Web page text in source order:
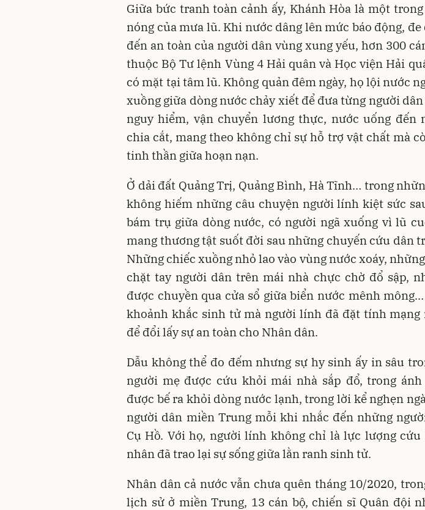
Giữa bức tranh toàn cảnh ấy, Khánh Hòa là một
nóng của mưa lũ. Khi nước dâng lên mức báo động,
đến an toàn của người dân vùng xung yếu, hơn 300
thuộc Bộ Tư lệnh Vùng 4 Hải quân và Học viện Hải
có mặt tại tâm lũ. Không quản đêm ngày, họ lội nước
xuồng giữa dòng nước chảy xiết để đưa từng người
nguy hiểm, vận chuyển lương thực, nước uống đến
chia cắt, mang theo không chỉ sự hỗ trợ vật chất mà
tinh thần giữa hoạn nạn.
Ở dải đất Quảng Trị, Quảng Bình, Hà Tĩnh… trong
không hiếm những câu chuyện người lính kiệt sức
bám trụ giữa dòng nước, có người ngã xuống vì lũ
mang thương tật suốt đời sau những chuyến cứu dân
Những chiếc xuồng nhỏ lao vào vùng nước xoáy,
chặt tay người dân trên mái nhà chực chờ đổ sập,
được chuyền qua cửa sổ giữa biển nước mênh
khoảnh khắc sinh tử mà người lính đã đặt tính mạng
để đổi lấy sự an toàn cho Nhân dân.
Dẫu không thể đo đếm nhưng sự hy sinh ấy in sâu
người mẹ được cứu khỏi mái nhà sắp đổ, trong
được bế ra khỏi dòng nước lạnh, trong lời kể nghẹn
người dân miền Trung mỗi khi nhắc đến những
Cụ Hồ. Với họ, người lính không chỉ là lực lượng cứu
nhân đã trao lại sự sống giữa lằn ranh sinh tử.
Nhân dân cả nước vẫn chưa quên tháng 10/2020,
lịch sử ở miền Trung, 13 cán bộ, chiến sĩ Quân đội